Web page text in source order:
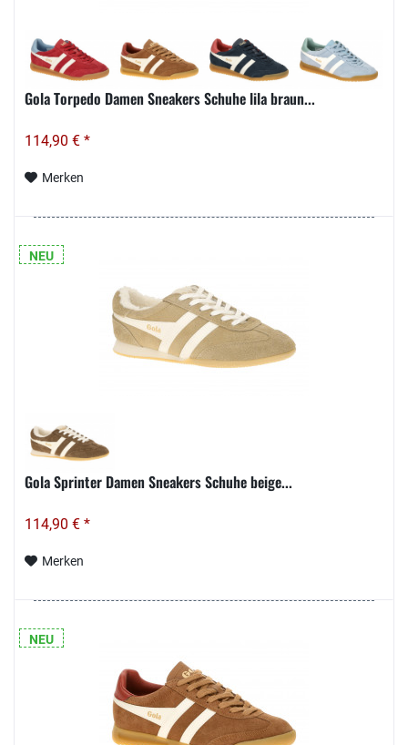
Gola Torpedo Damen Sneakers Schuhe lila braun...
114,90 € *
Merken
NEU
Gola Sprinter Damen Sneakers Schuhe beige...
114,90 € *
Merken
NEU